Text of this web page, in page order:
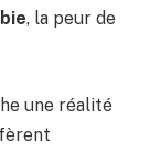
, la peur de
une réalité